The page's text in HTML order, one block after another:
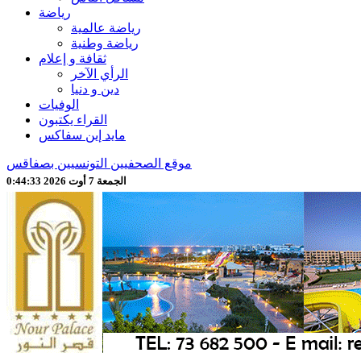
رياضة
رياضة عالمية
رياضة وطنية
ثقافة و إعلام
الرأي الآخر
دين و دنيا
الوفيات
القراء يكتبون
مايد إين سفاكس
موقع الصحفيين التونسيين بصفاقس
الجمعة 7 أوت 2026 0:44:35